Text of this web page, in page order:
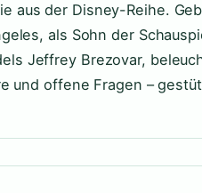
aus der Disney-Reihe.
als Sohn der
Jeffrey Brezovar,
und offene Fragen –